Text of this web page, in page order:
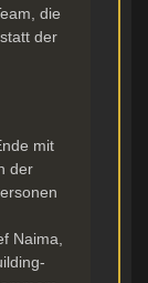
die
der
mit
der
Naima,